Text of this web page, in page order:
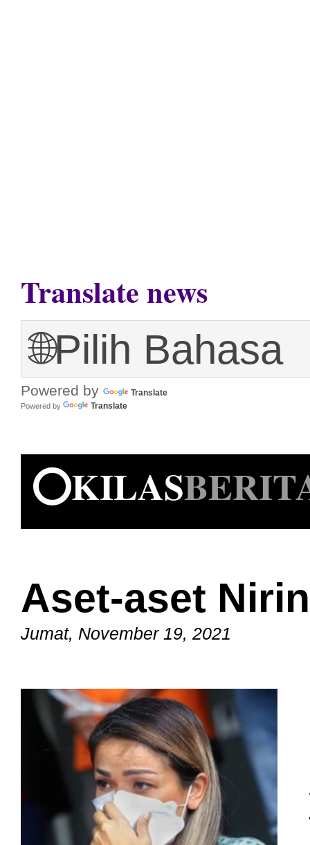
Translate news
Powered by Translate
Powered by Translate
⭕KILAS
Aset-aset
Jumat, November 19, 2021